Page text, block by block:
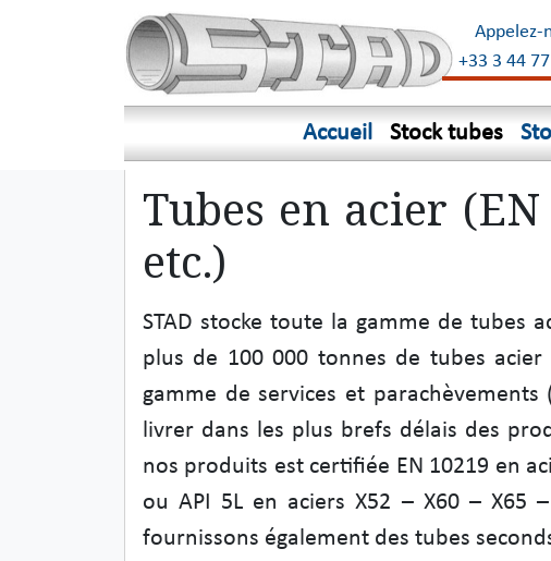
Appelez-
+33 3 44
Accueil Stock tubes
Tubes en acier (EN
etc.)
STAD stocke toute la gamme de tubes
plus de 100 000 tonnes de tubes
gamme de services et
livrer dans les plus brefs délais des
nos produits est certifiée EN 10219 en
ou API 5L en aciers X52 – X60 – X65
fournissons également des tubes